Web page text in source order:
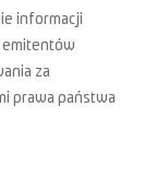
informacji
emitentów
za
prawa państwa